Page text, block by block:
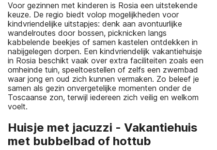
Voor gezinnen met kinderen is Rosia een uitstekende
keuze. De regio biedt volop mogelijkheden voor
kindvriendelijke uitstapjes: denk aan avontuurlijke
wandelroutes door bossen, picknicken langs
kabbelende beekjes of samen kastelen ontdekken in
nabijgelegen dorpen. Een kindvriendelijk vakantiehuisje
in Rosia beschikt vaak over extra faciliteiten zoals een
omheinde tuin, speeltoestellen of zelfs een zwembad
waar jong en oud zich kunnen vermaken. Zo beleef je
samen als gezin onvergetelijke momenten onder de
Toscaanse zon, terwijl iedereen zich veilig en welkom
voelt.
Huisje met jacuzzi - Vakantiehuis
met bubbelbad of hottub